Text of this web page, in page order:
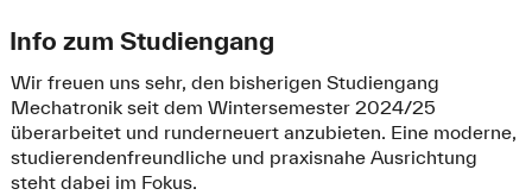
Info zum Studiengang
Wir freuen uns sehr, den bisherigen Studiengang
Mechatronik seit dem Wintersemester 2024/25
überarbeitet und runderneuert anzubieten. Eine moderne,
studierendenfreundliche und praxisnahe Ausrichtung
steht dabei im Fokus.